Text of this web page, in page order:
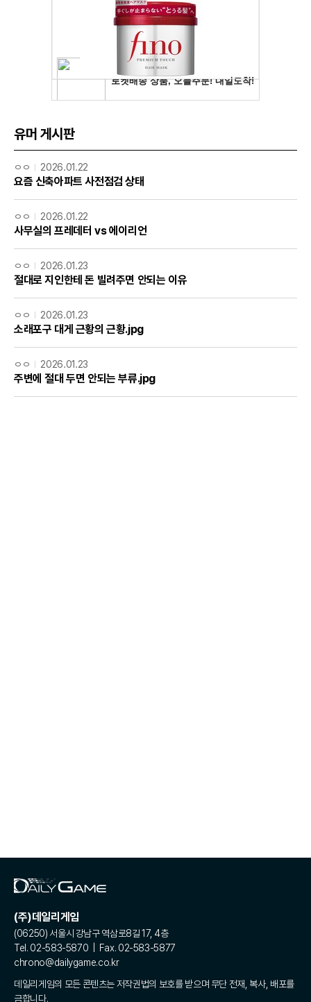
유머 게시판
ㅇㅇ 2026.01.22
요즘 신축아파트 사전점검 상태
ㅇㅇ 2026.01.22
사무실의 프레데터 vs 에이리언
ㅇㅇ 2026.01.23
절대로 지인한테 돈 빌려주면 안되는 이유
ㅇㅇ 2026.01.23
소래포구 대게 근황의 근황.jpg
ㅇㅇ 2026.01.23
주변에 절대 두면 안되는 부류.jpg
(주)데일리게임
(06250) 서울시 강남구 역삼로8길 17, 4층
Tel. 02-583-5870 | Fax. 02-583-5877
chrono@dailygame.co.kr
데일리게임의 모든 콘텐츠는 저작권법의 보호를 받으며 무단 전재, 복사, 배포를
금합니다.